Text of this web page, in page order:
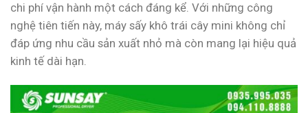
chi phí vận hành một cách đáng kể. Với những công
nghệ tiên tiến này, máy sấy khô trái cây mini không chỉ
đáp ứng nhu cầu sản xuất nhỏ mà còn mang lại hiệu quả
kinh tế dài hạn.